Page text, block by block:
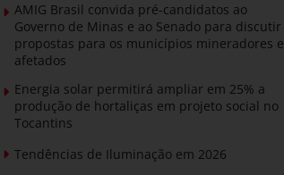
AMIG Brasil convida pré-candidatos ao
Governo de Minas e ao Senado para discutir
propostas para os municípios mineradores e
afetados
Energia solar permitirá ampliar em 25% a
produção de hortaliças em projeto social no
Tocantins
Tendências de Iluminação em 2026